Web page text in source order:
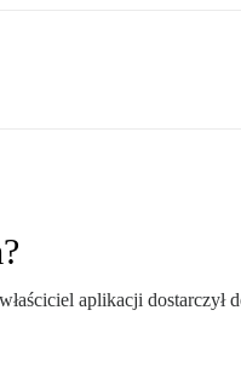
aplikacji dostarczył